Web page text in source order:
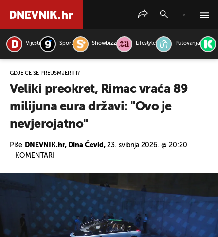
Vijesti Sport Showbizz Lifestyle Putovanja
GDJE ĆE SE PREUSMJERITI?
Veliki preokret, Rimac vraća 89
milijuna eura državi: "Ovo je
nevjerojatno"
Piše DNEVNIK.hr, Dina Ćevid, 23. svibnja 2026. @ 20:20
KOMENTARI
PRETRAŽITE VIJESTI